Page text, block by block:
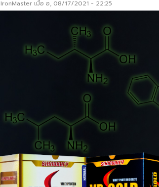
IronMasterเมื่อ อ, 08/17/2021 - 22:25